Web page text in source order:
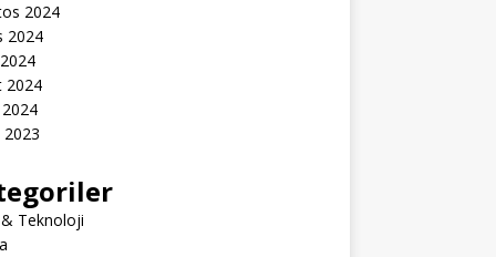
2024
2024
2024
2023
Teknoloji